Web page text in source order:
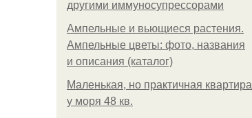
другими иммуносупрессорами
Ампельные и вьющиеся растения.
Ампельные цветы: фото, названия
и описания (каталог)
Маленькая, но практичная квартира
у моря 48 кв.